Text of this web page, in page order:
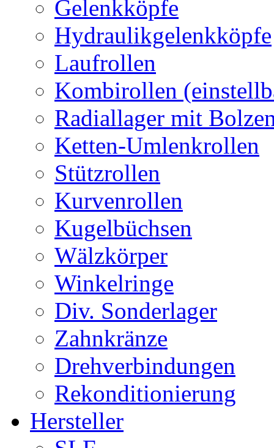
Gelenkköpfe
Hydraulikgelenkköpfe
Laufrollen
Kombirollen
Radiallager mit
Ketten-Umlenkrollen
Stützrollen
Kurvenrollen
Kugelbüchsen
Wälzkörper
Winkelringe
Div. Sonderlager
Zahnkränze
Drehverbindungen
Rekonditionierung
Hersteller